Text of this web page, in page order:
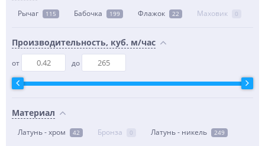
Рычаг 115 Бабочка 199 Флажок 22 Маховик 0
Производительность, куб. м/час
от до
Материал
Латунь - хром 42 Бронза 0 Латунь - никель 249